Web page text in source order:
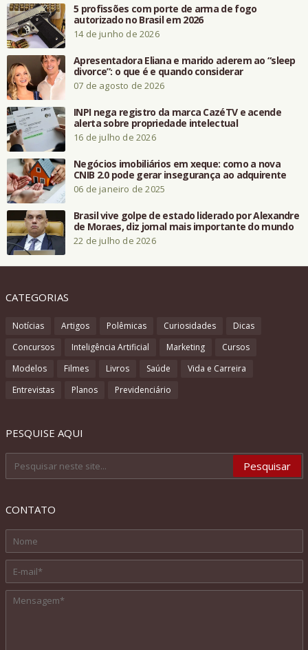
5 profissões com porte de arma de fogo
autorizado no Brasil em 2026
14 de junho de 2026
Apresentadora Eliana e marido aderem ao “sleep
divorce”: o que é e quando considerar
07 de agosto de 2026
INPI nega registro da marca CazéTV e acende
alerta sobre propriedade intelectual
16 de julho de 2026
Negócios imobiliários em xeque: como a nova
CNIB 2.0 pode gerar insegurança ao adquirente
06 de janeiro de 2025
Brasil vive golpe de estado liderado por Alexandre
de Moraes, diz jornal mais importante do mundo
22 de julho de 2026
CATEGORIAS
Notícias Artigos Polêmicas Curiosidades
Dicas
Concursos
Inteligência Artificial Marketing
Cursos
Modelos
Filmes Livros Saúde
Vida e Carreira
Entrevistas
Planos Previdenciário
PESQUISE AQUI
CONTATO